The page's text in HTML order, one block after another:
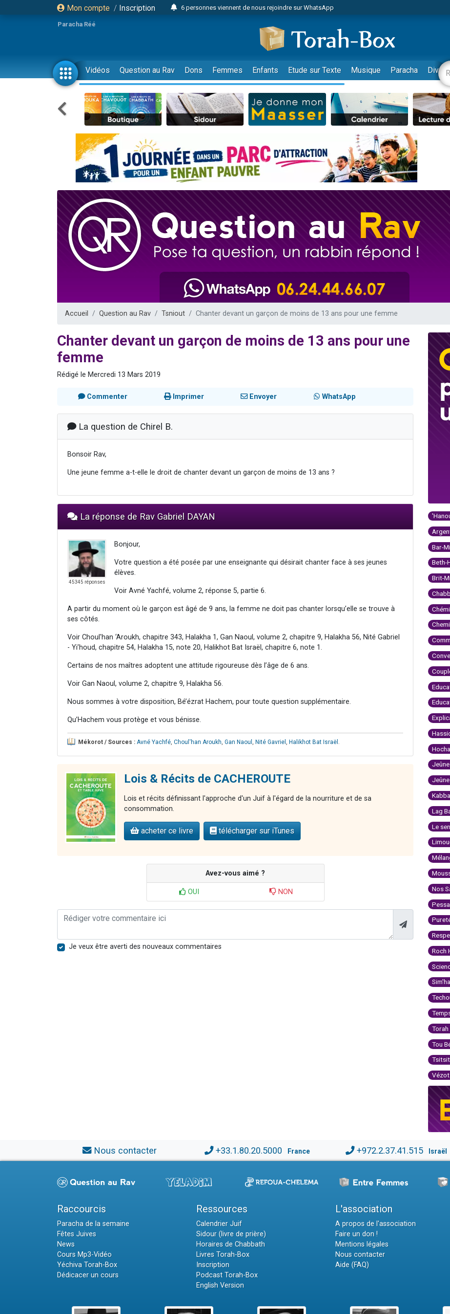
Mon compte / Inscription
6 personnes viennent de nous rejoindre sur WhatsApp
2 personnes viennent de faire un don pour 1 Journée de Vacances Pour les Enfants
17 personnes viennent de demander une bénédiction
4 personnes viennent de nous rejoindre sur WhatsApp
Il reste 49 places pour étudier en groupe sur Zoom
23 personnes viennent de faire un don pour Diane, 80 ans, dans un appartement insalubre
Eva vient de donner son Maasser
4 personnes viennent de nous rejoindre sur WhatsApp
3 personnes viennent de faire un don pour 5 jours de vacances aux Orphelins
Odaya vient de donner son Maasser
13 personnes viennent de demander une bénédiction
2 personnes viennent de nous rejoindre sur WhatsApp
30 personnes viennent de faire un don pour Sauvez la jambe de Yohan
Il reste 49 places pour étudier en groupe sur Zoom
3 personnes viennent de nous rejoindre sur WhatsApp
2 personnes viennent de nous rejoindre sur WhatsApp
2 personnes viennent de nous rejoindre sur WhatsApp
Paracha Réé
Vidéos Question au Rav Dons Femmes Enfants Etude sur Texte Musique Paracha
Accueil Question au Rav Tsniout Chanter devant un garçon de moins de 13 ans pour une femme
Chanter devant un garçon de moins de 13 ans pour une
femme
Rédigé le Mercredi 13 Mars 2019
Commenter Imprimer Envoyer WhatsApp
La question de Chirel B.
Bonsoir Rav,
Une jeune femme a-t-elle le droit de chanter devant un garçon de moins de 13 ans ?
La réponse de Rav Gabriel DAYAN
45345 réponses
Bonjour,
Votre question a été posée par une enseignante qui désirait chanter face à ses jeunes
élèves.
Voir Avné Yachfé, volume 2, réponse 5, partie 6.
A partir du moment où le garçon est âgé de 9 ans, la femme ne doit pas chanter lorsqu’elle se trouve à
ses côtés.
Voir Choul'han ‘Aroukh, chapitre 343, Halakha 1, Gan Naoul, volume 2, chapitre 9, Halakha 56, Nité Gabriel
- Yi’houd, chapitre 54, Halakha 15, note 20, Halikhot Bat Israël, chapitre 6, note 1.
Certains de nos maîtres adoptent une attitude rigoureuse dès l’âge de 6 ans.
Voir Gan Naoul, volume 2, chapitre 9, Halakha 56.
Nous sommes à votre disposition, Bé’ézrat Hachem, pour toute question supplémentaire.
Qu’Hachem vous protège et vous bénisse.
Mékorot / Sources : Avné Yachfé Choul'han Aroukh Gan Naoul Nité Gavriel Halikhot Bat Israël
Lois & Récits de CACHEROUTE
Lois et récits définissant l'approche d'un Juif à l'égard de la nourriture et de sa
consommation.
acheter ce livre télécharger sur iTunes
Avez-vous aimé ?
OUI NON
Je veux être averti des nouveaux commentaires
Bar-
Beth-
Brit-
Lag
Le
Nos
Roch
Tou
Tsitsit
Vézot
Nous contacter +33.1.80.20.5000 France +972.2.37.41.515 Israël
Raccourcis
Paracha de la semaine
Fêtes Juives
News
Cours Mp3-Vidéo
Yéchiva Torah-Box
Dédicacer un cours
Ressources
Calendrier Juif
Sidour (livre de prière)
Horaires de Chabbath
Livres Torah-Box
Inscription
Podcast Torah-Box
English Version
L'association
A propos de l'association
Faire un don !
Mentions légales
Nous contacter
Aide (FAQ)